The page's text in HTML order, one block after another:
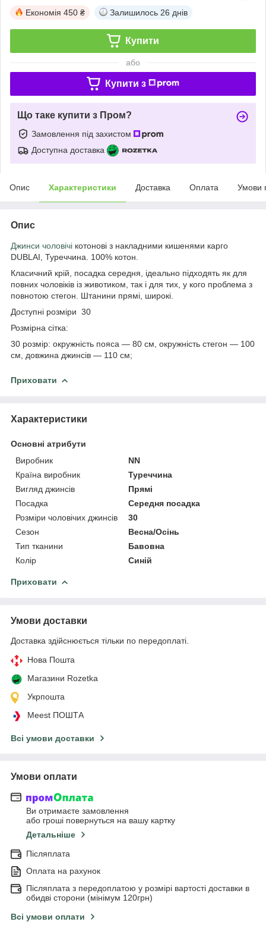
Економія 450 ₴ Залишилось 26 днів
Купити
або
Купити з
Що таке купити з Пром?
Замовлення під захистом
Доступна доставка
Опис Характеристики Доставка Оплата Умови
Опис
Джинси чоловічі котонові з накладними кишенями карго
DUBLAI, Туреччина. 100% котон.
Класичний крій, посадка середня, ідеально підходять як для
повних чоловіків із животиком, так і для тих, у кого проблема з
повнотою стегон. Штанини прямі, широкі.
Доступні розміри 30
Розмірна сітка:
30 розмір: окружність пояса — 80 см, окружність стегон — 100
см, довжина джинсів — 110 см;
Приховати
Характеристики
Основні атрибути
Виробник
NN
Країна виробник
Туреччина
Вигляд джинсів
Прямі
Посадка
Середня посадка
Розміри чоловічих джинсів
30
Сезон
Весна/Осінь
Тип тканини
Бавовна
Колір
Синій
Приховати
Умови доставки
Доставка здійснюється тільки по передоплаті.
Нова Пошта
Магазини Rozetka
Укрпошта
Meest ПОШТА
Всі умови доставки
Умови оплати
Ви отримаєте замовлення
або гроші повернуться на вашу картку
Детальніше
Післяплата
Оплата на рахунок
Післяплата з передоплатою у розмірі вартості доставки в
обидві сторони (мінімум 120грн)
Всі умови оплати